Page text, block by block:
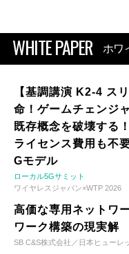
WHITE PAPER ホワ
【基調講演 K2-4 ス
命！ゲームチェンジ
既存概念を破壊する
ライセンス費用も不
Gモデル
ローカル5Gサミット
ワイヤレスジャパン×WTP 2026
高価な専用ネットワ
ワーク構築の現実解
SB C&S株式会社／日本ヒューレ